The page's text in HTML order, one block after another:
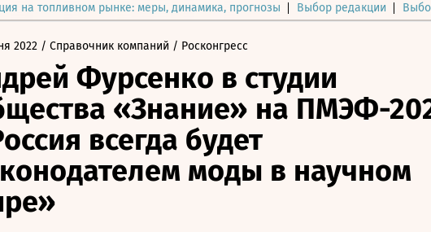
на топливном рынке: меры, динамика, прогнозы Выбор редакции
2022 / Справочник компаний / Росконгресс
Фурсенко в студии
«Знание» на ПМЭФ-
всегда будет
моды в научном